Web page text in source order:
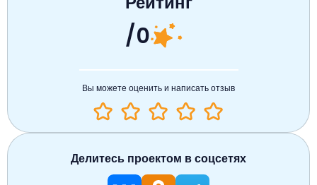
/0
Вы можете оценить и написать отзыв
Делитесь проектом в соцсетях